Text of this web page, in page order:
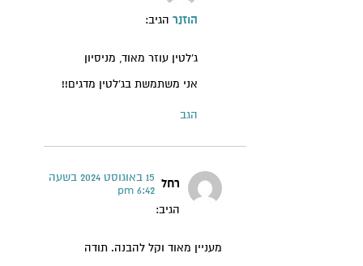
הוזנר הגיב:
ג'לטין עוזר מאוד, מניסיון
אני משתמשת בג'לטין מדגים!!
הגב
רחל
הגיב:
15 באוגוסט 2024 בשעה
6:42 pm
מעניין מאוד וקל להבנה. תודה